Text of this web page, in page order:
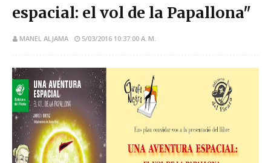
espacial: el vol de la Papallona"
MANEL ALJAMA 5/03/2016 10:37:00 A. M.